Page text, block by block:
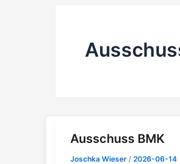
Ausschuss BMK
Joschka Wieser / 2026-06-14